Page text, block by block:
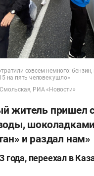
совсем немного: бензин,
на пять человек ушло»
РИА «Новости»
житель пришел
и раздал нам»
года, переехал в